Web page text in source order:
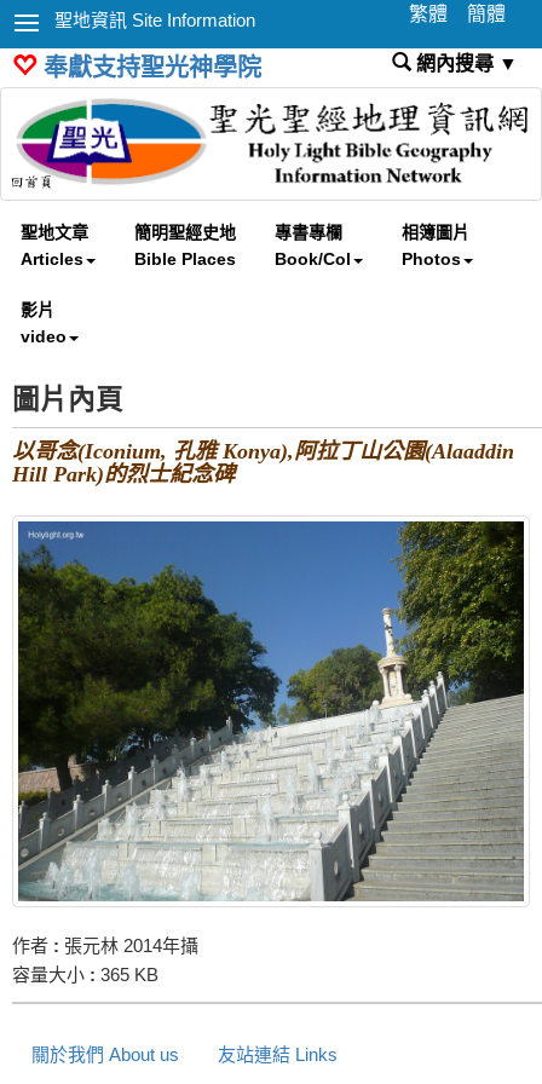
聖地資訊 Site Information 繁體 簡體
奉獻支持聖光神學院 網內搜尋 ▼
聖地文章
Articles
簡明聖經史地
Bible Places
專書專欄
Book/Col
相簿圖片
Photos
影片
video
圖片內頁
以哥念(Iconium, 孔雅 Konya),阿拉丁山公園(Alaaddin
Hill Park)的烈士紀念碑
作者 : 張元林 2014年攝
容量大小 : 365 KB
關於我們 About us 友站連結 Links